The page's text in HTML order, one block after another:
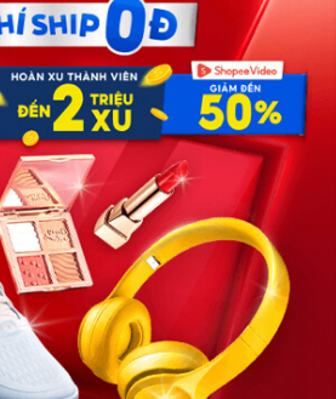
TNHH Eyeplus Online
đường Cầu Giấy, Tổ 05, Phường Quan
Giấy, TP Hà Nội, Việt Nam
SĐT: 0981 448 766
hotro@timviec.com.vn
CHÚNG TÔI
cung cấp thông tin liên quan đến
Timviec.com.vn vận hành nhằm giúp
dụng, người đi làm, người tìm việc
đáp ứng được mong muốn của mình.